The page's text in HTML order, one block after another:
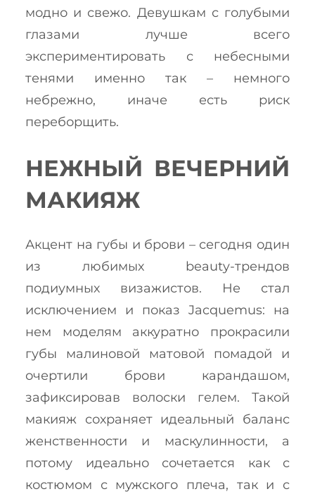
модно и свежо. Девушкам с голубыми
глазами лучше всего
экспериментировать с небесными
тенями именно так – немного
небрежно, иначе есть риск
переборщить.
НЕЖНЫЙ ВЕЧЕРНИЙ
МАКИЯЖ
Акцент на губы и брови – сегодня один
из любимых beauty-трендов
подиумных визажистов. Не стал
исключением и показ Jacquemus: на
нем моделям аккуратно прокрасили
губы малиновой матовой помадой и
очертили брови карандашом,
зафиксировав волоски гелем. Такой
макияж сохраняет идеальный баланс
женственности и маскулинности, а
потому идеально сочетается как с
костюмом с мужского плеча, так и с